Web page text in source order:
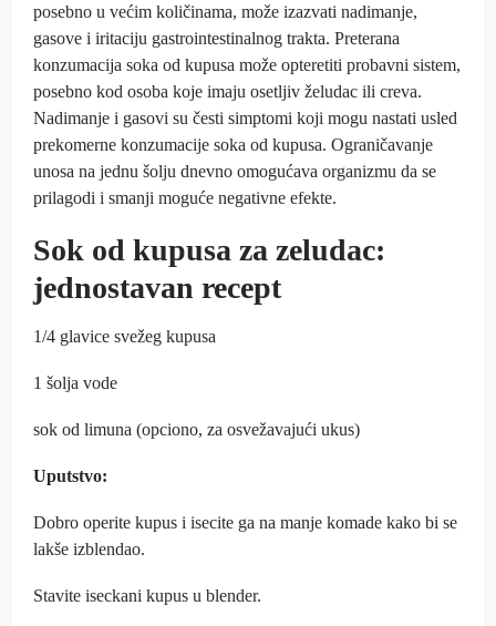
posebno u većim količinama, može izazvati nadimanje,
gasove i iritaciju gastrointestinalnog trakta. Preterana
konzumacija soka od kupusa može opteretiti probavni sistem,
posebno kod osoba koje imaju osetljiv želudac ili creva.
Nadimanje i gasovi su česti simptomi koji mogu nastati usled
prekomerne konzumacije soka od kupusa. Ograničavanje
unosa na jednu šolju dnevno omogućava organizmu da se
prilagodi i smanji moguće negativne efekte.
Sok od kupusa za zeludac:
jednostavan recept
1/4 glavice svežeg kupusa
1 šolja vode
sok od limuna (opciono, za osvežavajući ukus)
Uputstvo:
Dobro operite kupus i isecite ga na manje komade kako bi se
lakše izblendao.
Stavite iseckani kupus u blender.